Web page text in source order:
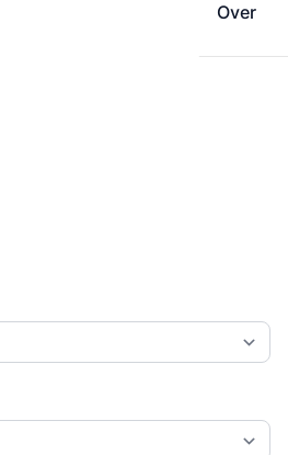
Over